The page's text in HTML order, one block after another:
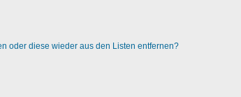
oder diese wieder aus den Listen entfernen?